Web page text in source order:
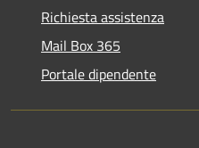
Richiesta assistenza
Mail Box 365
Portale dipendente